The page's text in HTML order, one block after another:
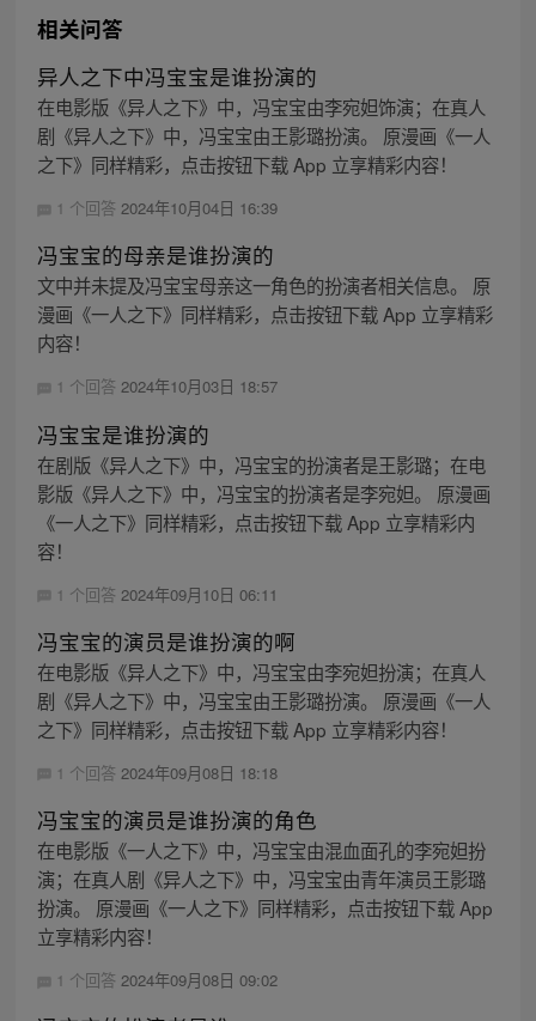
相关问答
异人之下中冯宝宝是谁扮演的
在电影版《异人之下》中，冯宝宝由李宛妲饰演；在真人
剧《异人之下》中，冯宝宝由王影璐扮演。 原漫画《一人
之下》同样精彩，点击按钮下载 App 立享精彩内容！
1 个回答 2024年10月04日 16:39
冯宝宝的母亲是谁扮演的
文中并未提及冯宝宝母亲这一角色的扮演者相关信息。 原
漫画《一人之下》同样精彩，点击按钮下载 App 立享精彩
内容！
1 个回答 2024年10月03日 18:57
冯宝宝是谁扮演的
在剧版《异人之下》中，冯宝宝的扮演者是王影璐；在电
影版《异人之下》中，冯宝宝的扮演者是李宛妲。 原漫画
《一人之下》同样精彩，点击按钮下载 App 立享精彩内
容！
1 个回答 2024年09月10日 06:11
冯宝宝的演员是谁扮演的啊
在电影版《异人之下》中，冯宝宝由李宛妲扮演；在真人
剧《异人之下》中，冯宝宝由王影璐扮演。 原漫画《一人
之下》同样精彩，点击按钮下载 App 立享精彩内容！
1 个回答 2024年09月08日 18:18
冯宝宝的演员是谁扮演的角色
在电影版《一人之下》中，冯宝宝由混血面孔的李宛妲扮
演；在真人剧《异人之下》中，冯宝宝由青年演员王影璐
扮演。 原漫画《一人之下》同样精彩，点击按钮下载 App
立享精彩内容！
1 个回答 2024年09月08日 09:02